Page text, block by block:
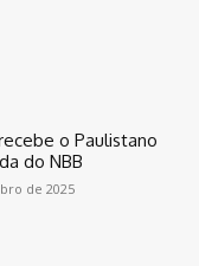
o Paulistano
do NBB
de 2025